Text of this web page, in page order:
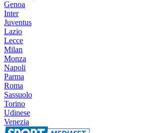
Genoa
Inter
Juventus
Lazio
Lecce
Milan
Monza
Napoli
Parma
Roma
Sassuolo
Torino
Udinese
Venezia